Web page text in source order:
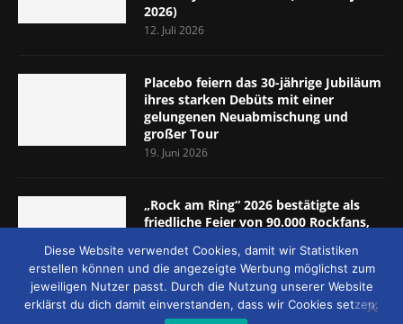
2026)
12. Juli 2026
Placebo feiern das 30-jährige Jubiläum
ihres starken Debüts mit einer
gelungenen Neuabmischung und
großer Tour
19. Juni 2026
„Rock am Ring“ 2026 bestätigte als
friedliche Feier von 90.000 Rockfans,
5.-7. Juni 2026)
8. Juni 2026
Diese Website verwendet Cookies, damit wir Statistiken
erstellen können und die angezeigte Werbung möglichst zum
jeweiligen Nutzer passt. Durch die Nutzung unserer Website
erklärst du dich damit einverstanden, dass wir Cookies setzen.